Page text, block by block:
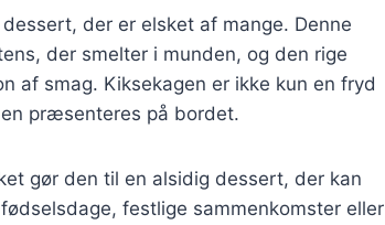
der er elsket af mange. Denne
der smelter i munden, og den rige
af smag. Kiksekagen er ikke kun en fryd
præsenteres på bordet.
gør den til en alsidig dessert, der kan
festlige sammenkomster eller